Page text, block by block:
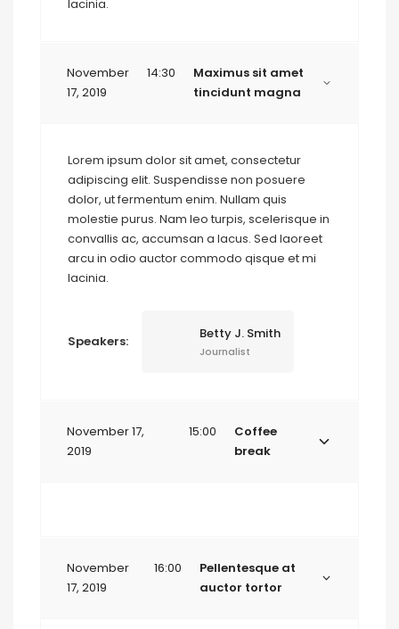
lacinia.
November
17, 2019
14:30
Maximus sit amet
tincidunt magna
Lorem ipsum dolor sit amet, consectetur
adipiscing elit. Suspendisse non posuere
dolor, ut fermentum enim. Nullam quis
molestie purus. Nam leo turpis, scelerisque in
convallis ac, accumsan a lacus. Sed laoreet
arcu in odio auctor commodo qisque et mi
lacinia.
Speakers: Betty J. Smith
Journalist
November 17,
2019
15:00
Coffee
break
November
17, 2019
16:00
Pellentesque at
auctor tortor